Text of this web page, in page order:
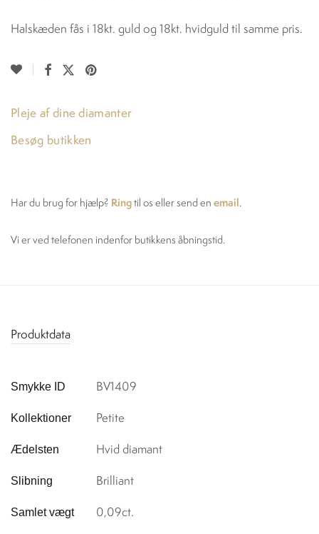
Halskæden fås i 18kt. guld og 18kt. hvidguld til samme pris.
Pleje af dine diamanter
Besøg butikken
Har du brug for hjælp? Ringtil os eller send en email.
Vi er ved telefonen indenfor butikkens åbningstid.
Produktdata
Smykke ID BV1409
Kollektioner Petite
Ædelsten Hvid diamant
Slibning Brilliant
Samlet vægt 0,09ct.